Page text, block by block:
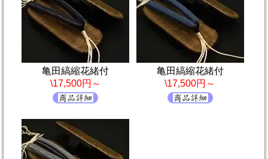
亀田縞縮花緒付
\17,500円～
亀田縞縮花緒付
\17,500円～